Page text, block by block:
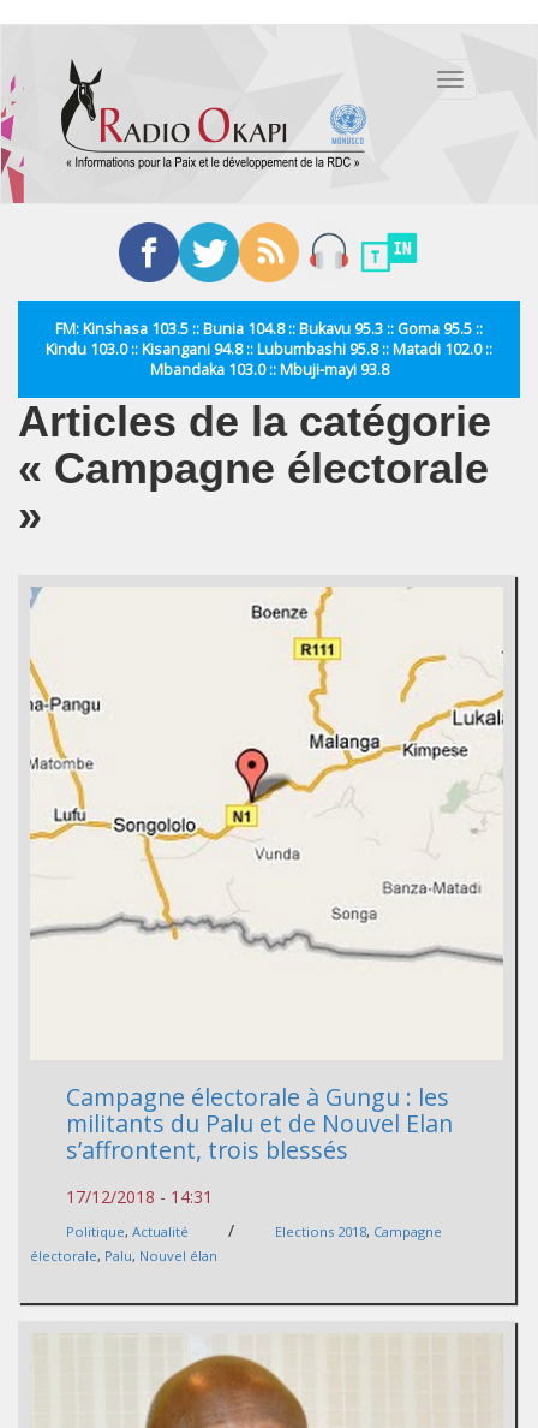
contenu
principal
Toggle
FM: Kinshasa 103.5 :: Bunia 104.8 :: Bukavu 95.3 :: Goma 95.5 ::
Kindu 103.0 :: Kisangani 94.8 :: Lubumbashi 95.8 :: Matadi 102.0 ::
Mbandaka 103.0 :: Mbuji-mayi 93.8
Articles de la catégorie
« Campagne électorale
»
Campagne électorale à Gungu : les
militants du Palu et de Nouvel Elan
s’affrontent, trois blessés
17/12/2018 - 14:31
Politique, Actualité / Elections 2018, Campagne
électorale, Palu, Nouvel élan